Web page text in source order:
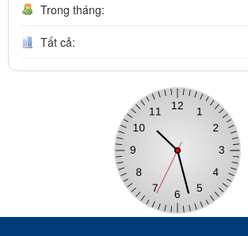
Trong tháng:
Tất cả: